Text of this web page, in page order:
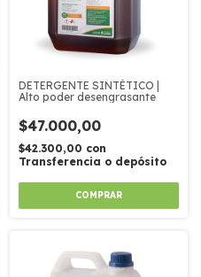
DETERGENTE SINTÉTICO |
Alto poder desengrasante
$47.000,00
$42.300,00 con
Transferencia o depósito